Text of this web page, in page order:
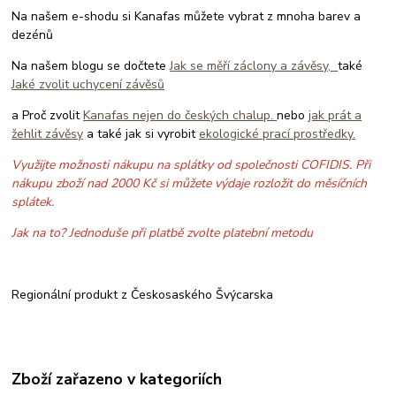
Na našem e-shodu si Kanafas můžete vybrat z mnoha barev a
dezénů
Na našem blogu se dočteteJak se měří záclony a závěsy,také
Jaké zvolit uchycení závěsů
a Proč zvolitKanafas nejen do českých chalup.nebojak prát a
žehlit závěsy a také jak si vyrobitekologické prací prostředky.
Využijte možnosti nákupu na splátky od společnosti COFIDIS. Při
nákupu zboží nad 2000 Kč si můžete výdaje rozložit do měsíčních
splátek.
Jak na to? Jednoduše při platbě zvolte platební metodu
Regionální produkt z Českosaského Švýcarska
Zboží zařazeno v kategoriích